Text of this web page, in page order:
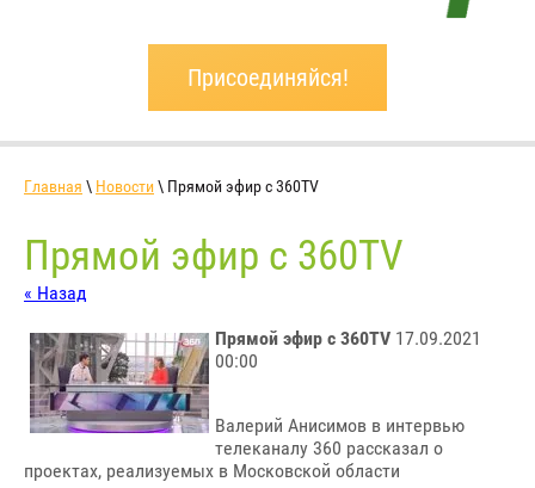
Присоединяйся!
Главная \ Новости\ Прямой эфир с 360TV
Прямой эфир с 360TV
« Назад
Прямой эфир с 360TV 17.09.2021
00:00
Валерий Анисимов в интервью
телеканалу 360 рассказал о
проектах, реализуемых в Московской области